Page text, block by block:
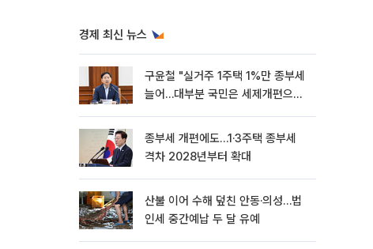
경제 최신 뉴스
구윤철 "실거주 1주택 1%만 종부세
늘어…대부분 국민은 세제개편으로
종부세 개편에도…1·3주택 종부세
격차 2028년부터 확대
산불 이어 수해 덮친 안동·의성…법
인세 중간예납 두 달 유예